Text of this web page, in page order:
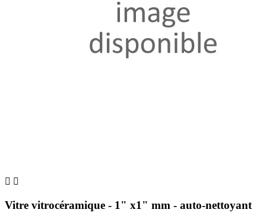
 
Vitre vitrocéramique - 1" x1" mm - auto-nettoyant